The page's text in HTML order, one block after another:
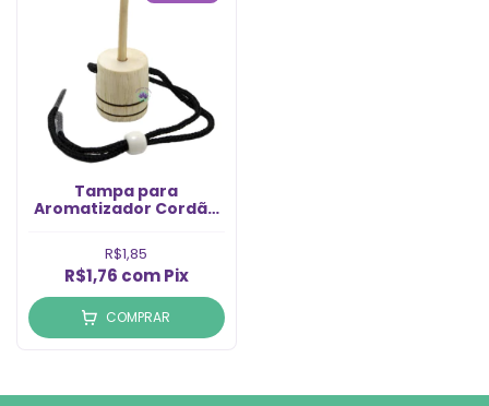
Tampa para
Aromatizador Cordão
Modelo 12 Rosca 13/410
(1un)
R$1,85
R$1,76 com Pix
COMPRAR